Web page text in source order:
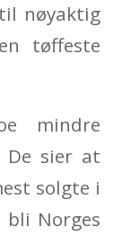
nøyaktig
tøffeste
mindre
De sier at
solgte i
bli Norges